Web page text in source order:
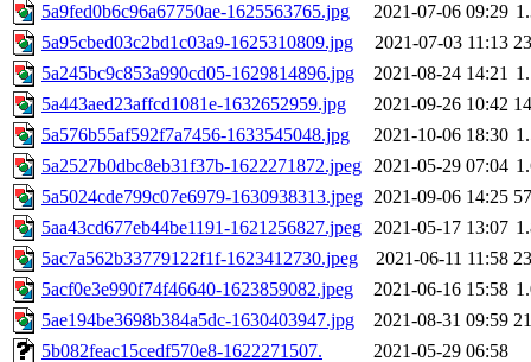
5a9fed0b6c96a67750ae-1625563765.jpg
2021-07-06 09:29
5a95cbed03c2bd1c03a9-1625310809.jpg
2021-07-03 11:13
5a245bc9c853a990cd05-1629814896.jpg
2021-08-24 14:21
5a443aed23affcd1081e-1632652959.jpg
2021-09-26 10:42
5a576b55af592f7a7456-1633545048.jpg
2021-10-06 18:30
5a2527b0dbc8eb31f37b-1622271872.jpeg 2021-05-29 07:04
5a5024cde799c07e6979-1630938313.jpeg 2021-09-06 14:25
5aa43cd677eb44be1191-1621256827.jpeg 2021-05-17 13:07
5ac7a562b33779122f1f-1623412730.jpeg
2021-06-11 11:58
5acf0e3e990f74f46640-1623859082.jpeg
2021-06-16 15:58
5ae194be3698b384a5dc-1630403947.jpg
2021-08-31 09:59
5b082feac15cedf570e8-1622271507.
2021-05-29 06:58